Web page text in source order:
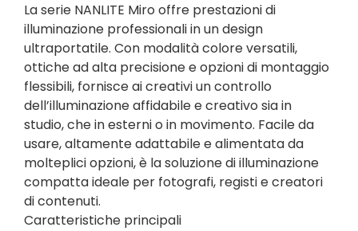
La serie NANLITE Miro offre prestazioni di
illuminazione professionali in un design
ultraportatile. Con modalità colore versatili,
ottiche ad alta precisione e opzioni di montaggio
flessibili, fornisce ai creativi un controllo
dell’illuminazione affidabile e creativo sia in
studio, che in esterni o in movimento. Facile da
usare, altamente adattabile e alimentata da
molteplici opzioni, è la soluzione di illuminazione
compatta ideale per fotografi, registi e creatori
di contenuti.
Caratteristiche principali